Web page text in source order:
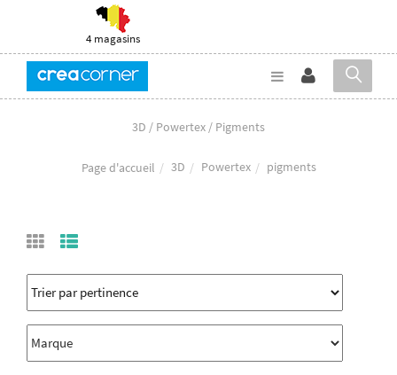
4 magasins
3D / Powertex / Pigments
Page d'accueil 3D Powertex pigments